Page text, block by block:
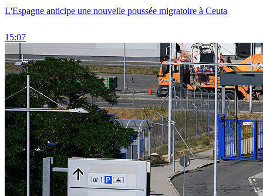
L'Espagne anticipe une nouvelle poussée migratoire à Ceuta
15:07